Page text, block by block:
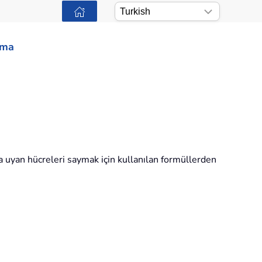
hücreleri saymak için kullanılan formüllerden